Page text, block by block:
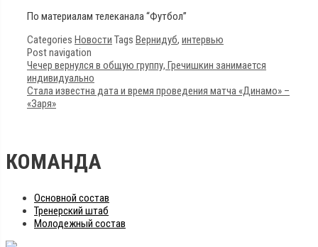
По материалам телеканала “Футбол”
Categories Новости Tags Вернидуб, интервью
Post navigation
Чечер вернулся в общую группу, Гречишкин занимается
индивидуально
Стала известна дата и время проведения матча «Динамо» –
«Заря»
КОМАНДА
Основной состав
Тренерский штаб
Молодежный состав